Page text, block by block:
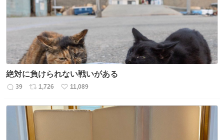
数
絶対に負けられない戦いがある
返
39
リ
ス
ト
数
1,726
い
ね
11,089